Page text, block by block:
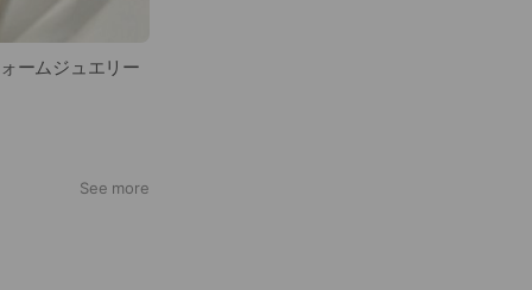
ームジュエリー
See more